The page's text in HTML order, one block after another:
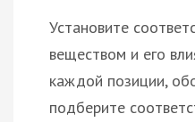
Установите
веществом и его
каждой позиции,
подберите